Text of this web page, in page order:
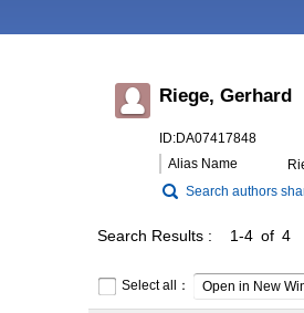
Riege, Gerhard
ID:DA07417848
Alias Name
Search authors
Search Results 1-4 of 4
Select all： Open in New